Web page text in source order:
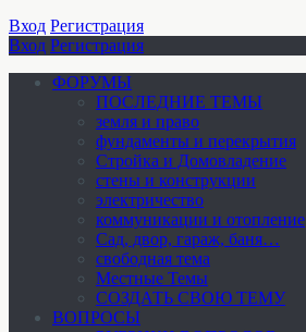
Вход Регистрация
Вход Регистрация
ФОРУМЫ
ПОСЛЕДНИЕ ТЕМЫ
земля и право
фундаменты и перекрытия
Стройка и Домовладение
стены и конструкции
электричество
коммуникации и отопление
Cад, двор, гараж, баня…
свободная тема
Местные Темы
СОЗДАТЬ СВОЮ ТЕМУ
ВОПРОСЫ